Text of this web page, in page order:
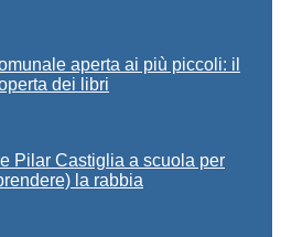
aperta ai più piccoli: il
dei libri
Pilar Castiglia a scuola per
la rabbia